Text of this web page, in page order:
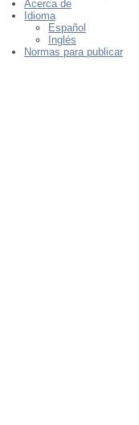
Acerca de
Idioma
Español
Inglés
Normas para publicar